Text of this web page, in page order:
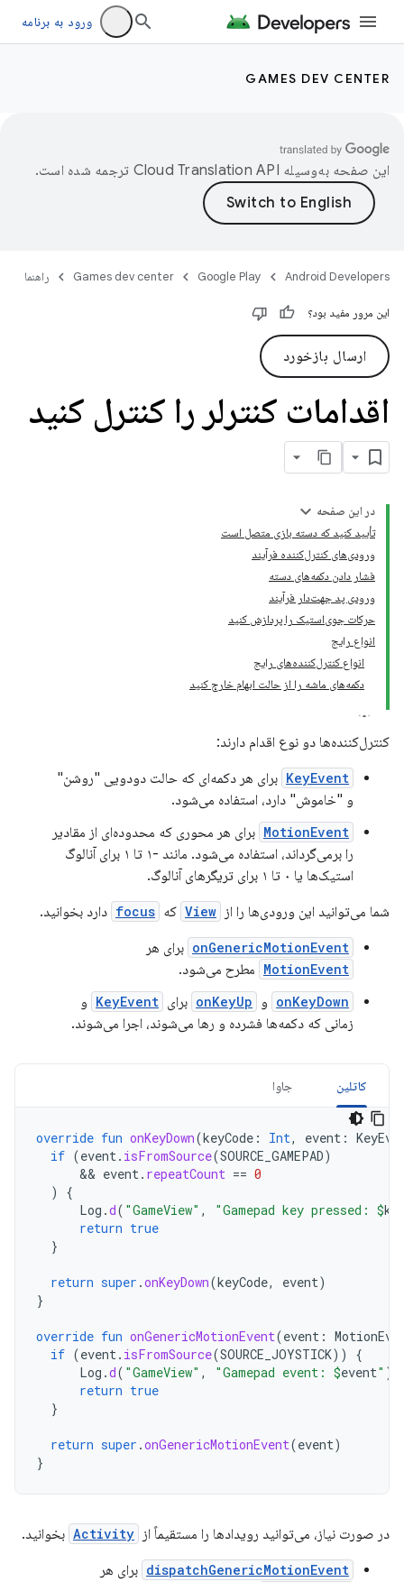
ورود به برنامه
GAMES DEV CENTER
این صفحه به‌وسیله ترجمه شده است.
Android Developers
Google Play
Games dev center راهنما
این مرور مفید بود؟
ارسال بازخورد
اقدامات کنترلر را کنترل کنید
در این صفحه
تأیید کنید که دسته بازی متصل است
ورودی‌های کنترل‌کننده فرآیند
فشار دادن دکمه‌های دسته
ورودی پد جهت‌دار فرآیند
حرکات جوی‌استیک را پردازش کنید
انواع رایج
انواع کنترل‌کننده‌های رایج
دکمه‌های ماشه را از حالت ابهام خارج کنید
کنترل‌کننده‌ها دو نوع اقدام دارند:
KeyEvent برای هر دکمه‌ای که حالت دودویی "روشن"
و "خاموش" دارد، استفاده می‌شود.
MotionEvent برای هر محوری که محدوده‌ای از مقادیر
را برمی‌گرداند، استفاده می‌شود. مانند -۱ تا ۱ برای آنالوگ
استیک‌ها یا ۰ تا ۱ برای تریگرهای آنالوگ.
شما می‌توانید این ورودی‌ها را از View که focus دارد بخوانید.
onGenericMotionEvent برای هر
MotionEvent مطرح می‌شود.
onKeyDown و onKeyUp برای KeyEvent و
زمانی که دکمه‌ها فشرده و رها می‌شوند، اجرا می‌شوند.
کاتلین جاوا
override fun onKeyDown(keyCode : Int, event :
if (event. isFromSource(SOURCE_GAMEPAD)
      &&
event. repeatCount == 0
)
{
Log .d( "GameView" , "Gamepad key pressed: $
return true
}
return super .onKeyDown(keyCode, event)
}
override fun onGenericMotionEvent(event :
if (event. isFromSource(SOURCE_JOYSTICK))
{
Log .d( "GameView" , "Gamepad event: $event" )
return true
}
return super .onGenericMotionEvent(event)
}
در صورت نیاز، می‌توانید رویدادها را مستقیماً از Activity بخوانید.
dispatchGenericMotionEvent برای هر